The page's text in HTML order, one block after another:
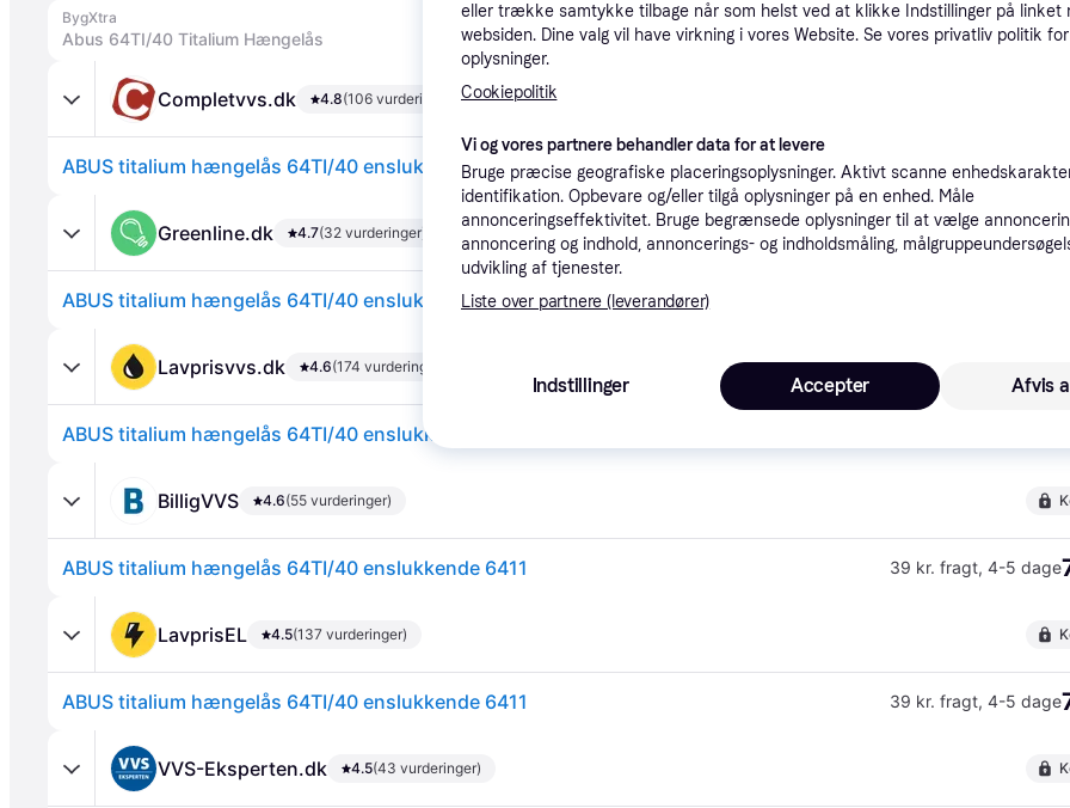
BygXtra
Abus 64TI/40 Titalium Hængelås 49 kr. fragt,1 dag
Completvvs.dk 4.8(106 vurderinger)
ABUS titalium hængelås 64TI/40 enslukkende 6412 39 kr. fragt,4-5 dage
Greenline.dk 4.7(32 vurderinger)
ABUS titalium hængelås 64TI/40 enslukkende 6412
Lavprisvvs.dk 4.6(174 vurderinger)
ABUS titalium hængelås 64TI/40 enslukkende 6411
BilligVVS 4.6(55 vurderinger)
ABUS titalium hængelås 64TI/40 enslukkende 6411 39 kr. fragt, 4-5 dage
LavprisEL 4.5(137 vurderinger)
ABUS titalium hængelås 64TI/40 enslukkende 6411 39 kr. fragt, 4-5 dage
VVS-Eksperten.dk 4.5(43 vurderinger)
eller trække samtykke tilbage når som helst ved at klikke Indstillinger på linket
websiden. Dine valg vil have virkning i vores Website. Se vores privatliv politik
oplysninger.
Cookiepolitik
Vi og vores partnere behandler data for at levere
Bruge præcise geografiske placeringsoplysninger. Aktivt scanne
identifikation. Opbevare og/eller tilgå oplysninger på en enhed. Måle
annonceringseffektivitet. Bruge begrænsede oplysninger til at vælge
annoncering og indhold, annoncerings- og indholdsmåling,
udvikling af tjenester.
Liste over partnere (leverandører)
Indstillinger Afvis
Accepter